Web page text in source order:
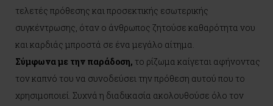
τελετές πρόθεσης και προσεκτικής εσωτερικής
συγκέντρωσης, όταν ο άνθρωπος ζητούσε καθαρότητα νου
και καρδιάς μπροστά σε ένα μεγάλο αίτημα.
Σύμφωνα με την παράδοση, το ρίζωμα καίγεται αφήνοντας
τον καπνό του να συνοδεύσει την πρόθεση αυτού που το
χρησιμοποιεί. Συχνά η διαδικασία ακολουθούσε όλο τον